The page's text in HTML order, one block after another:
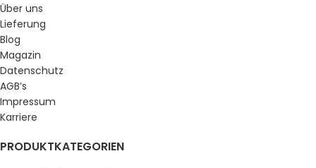
Über uns
Lieferung
Blog
Magazin
Datenschutz
AGB’s
Impressum
Karriere
PRODUKTKATEGORIEN